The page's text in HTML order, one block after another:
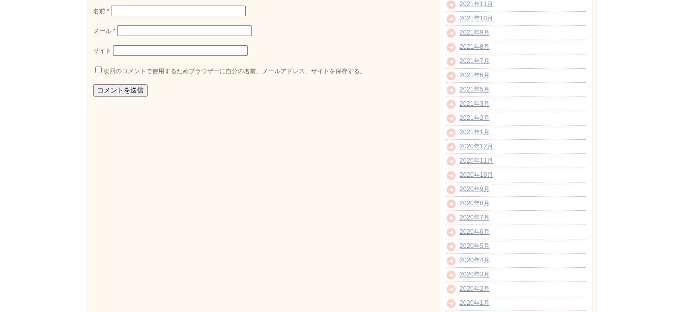
名前*
メール*
サイト
次回のコメントで使用するためブラウザーに自分の名前、メールアドレス、サイトを保存する。
2021年11月
2021年10月
2021年9月
2021年8月
2021年7月
2021年6月
2021年5月
2021年3月
2021年2月
2021年1月
2020年12月
2020年11月
2020年10月
2020年9月
2020年8月
2020年7月
2020年6月
2020年5月
2020年4月
2020年3月
2020年2月
2020年1月